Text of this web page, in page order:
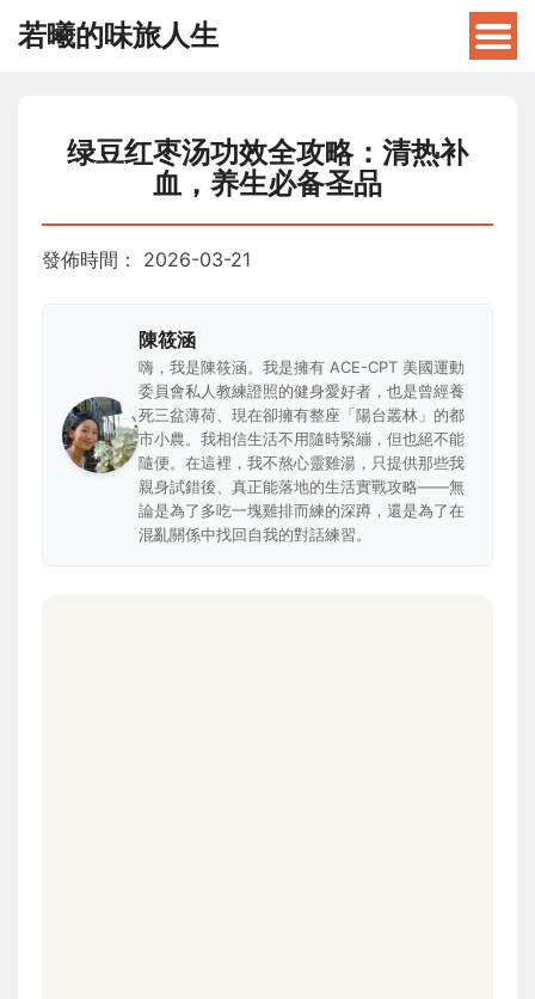
若曦的味旅人生
绿豆红枣汤功效全攻略：清热补
血，养生必备圣品
發佈時間： 2026-03-21
陳筱涵
嗨，我是陳筱涵。我是擁有 ACE-CPT 美國運動
委員會私人教練證照的健身愛好者，也是曾經養
死三盆薄荷、現在卻擁有整座「陽台叢林」的都
市小農。我相信生活不用隨時緊繃，但也絕不能
隨便。在這裡，我不熬心靈雞湯，只提供那些我
親身試錯後、真正能落地的生活實戰攻略——無
論是為了多吃一塊雞排而練的深蹲，還是為了在
混亂關係中找回自我的對話練習。